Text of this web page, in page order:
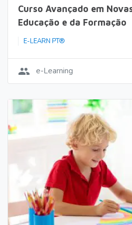
Curso Avançado em
Educação e da Formação
E-LEARN PT®
group e-Learning